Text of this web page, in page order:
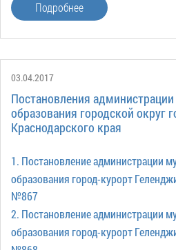
Подробнее
03.04.2017
Постановления
образования городской округ
Краснодарского края
1. Постановление администрации
образования город-курорт
№867
2. Постановление администрации
образования город-курорт